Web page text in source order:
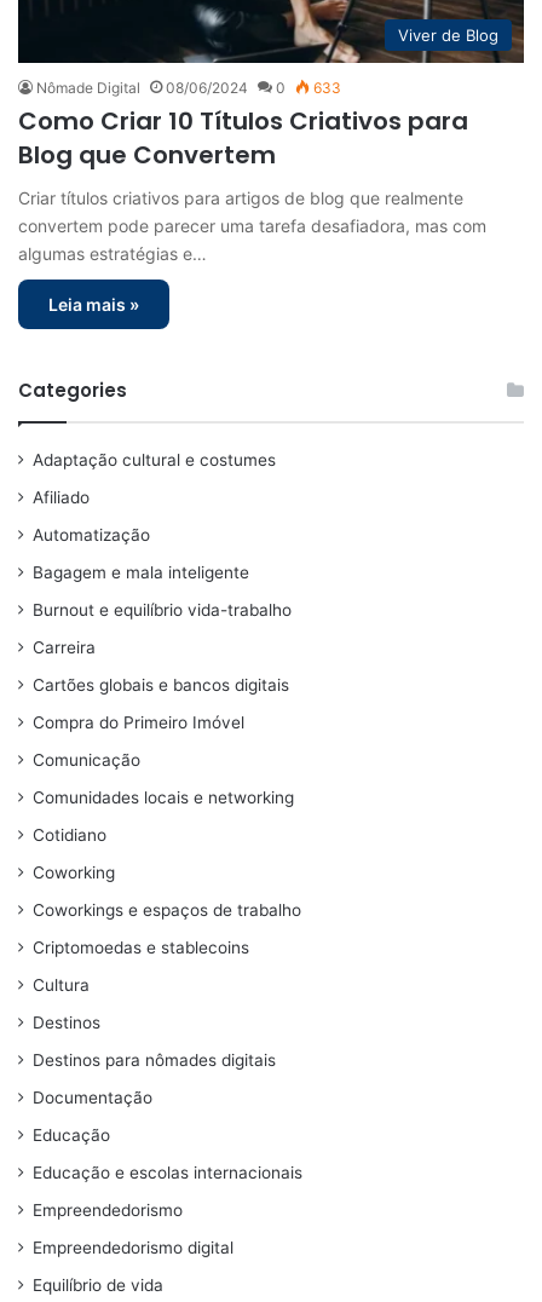
Viver de Blog
Nômade Digital 08/06/2024 0 633
Como Criar 10 Títulos Criativos para
Blog que Convertem
Criar títulos criativos para artigos de blog que realmente
convertem pode parecer uma tarefa desafiadora, mas com
algumas estratégias e…
Leia mais »
Categories
Adaptação cultural e costumes
Afiliado
Automatização
Bagagem e mala inteligente
Burnout e equilíbrio vida-trabalho
Carreira
Cartões globais e bancos digitais
Compra do Primeiro Imóvel
Comunicação
Comunidades locais e networking
Cotidiano
Coworking
Coworkings e espaços de trabalho
Criptomoedas e stablecoins
Cultura
Destinos
Destinos para nômades digitais
Documentação
Educação
Educação e escolas internacionais
Empreendedorismo
Empreendedorismo digital
Equilíbrio de vida